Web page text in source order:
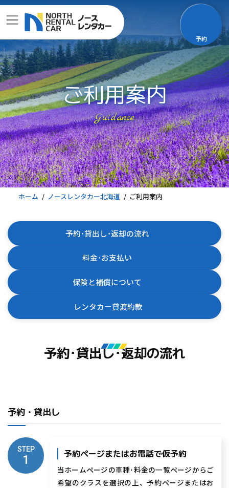
コ
ン
ツ
へ
ス
キ
ッ
プ
ナ
ビ
シ
ョ
ン
に
移
動
ご利用案内
Guidance
ホーム ノースレンタカー北海道 ご利用案内
予約･貸出し･返却の流れ
料金･お支払い
保険と補償について
レンタカー貸渡約款
予約･貸出し･返却の流れ
予約・貸出し
予約ページまたはお電話で仮予約
当ホームページの車種･料金の一覧ページからご
希望のクラスを選択の上、予約ページまたはお
STEP
1
予約